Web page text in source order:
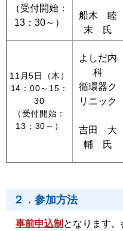
（受付開始：
13：30～）
船木 睦
末 氏
11月5日（木）
14：00～15：
30
（受付開始：
13：30～）
よしだ内
科
循環器ク
リニック
吉田 大
輔 氏
２．参加方法
事前申込制 となります。